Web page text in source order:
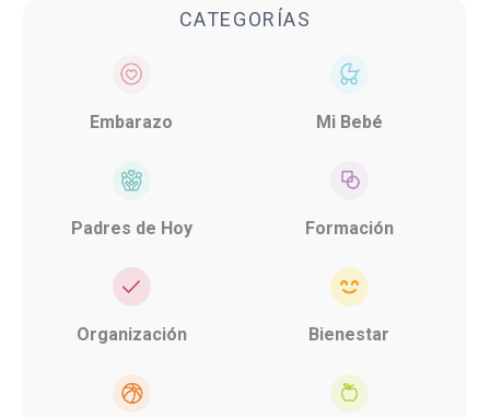
CATEGORÍAS
Embarazo Mi Bebé
Padres de Hoy Formación
Organización Bienestar